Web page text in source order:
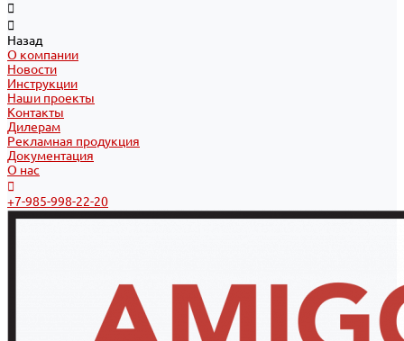
Назад
О компании
Новости
Инструкции
Наши проекты
Контакты
Дилерам
Рекламная продукция
Документация
О нас
+7-985-998-22-20